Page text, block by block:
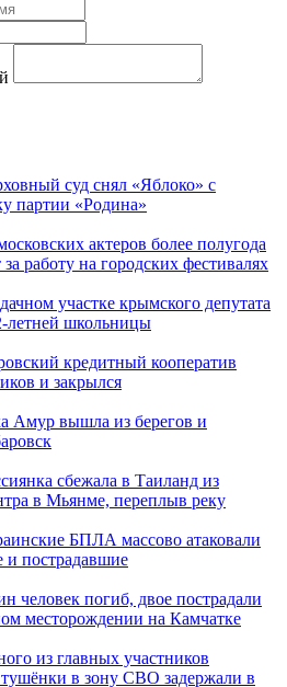
суд снял «Яблоко» с
партии «Родина»
актеров более полугода
работу на городских фестивалях
участке крымского депутата
летней школьницы
кредитный кооператив
и закрылся
Амур вышла из берегов и
сбежала в Таиланд из
в Мьянме, переплыв реку
БПЛА массово атаковали
и пострадавшие
человек погиб, двое пострадали
месторождении на Камчатке
из главных участников
тушёнки в зону СВО задержали в